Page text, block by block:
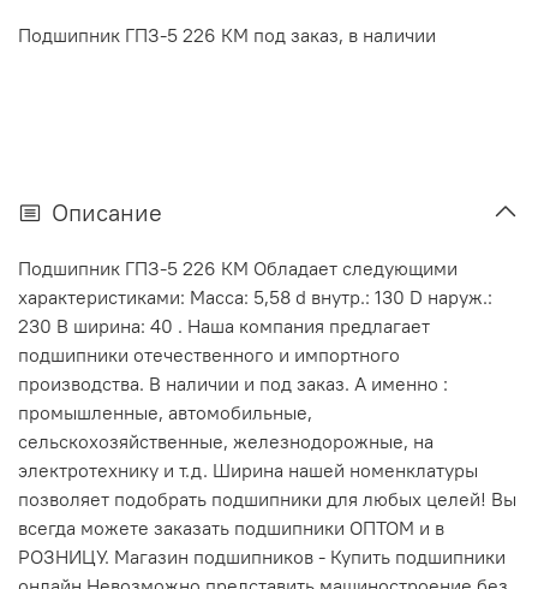
Подшипник ГПЗ-5 226 КМ под заказ, в наличии
Описание
Подшипник ГПЗ-5 226 КМ Обладает следующими
характеристиками: Масса: 5,58 d внутр.: 130 D наруж.:
230 В ширина: 40 . Наша компания предлагает
подшипники отечественного и импортного
производства. В наличии и под заказ. А именно :
промышленные, автомобильные,
сельскохозяйственные, железнодорожные, на
электротехнику и т.д. Ширина нашей номенклатуры
позволяет подобрать подшипники для любых целей! Вы
всегда можете заказать подшипники ОПТОМ и в
РОЗНИЦУ. Магазин подшипников - Купить подшипники